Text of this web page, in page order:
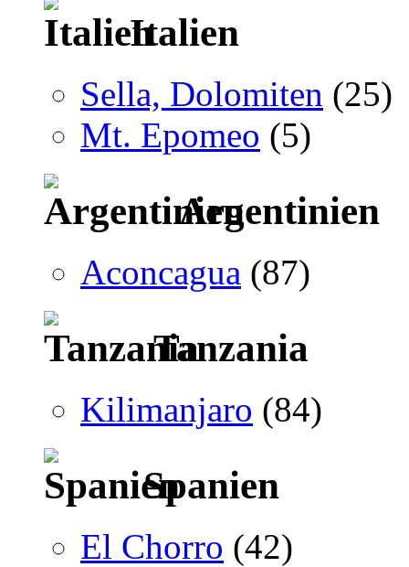
Italien
Sella, Dolomiten (25)
Mt. Epomeo (5)
Argentinien
Aconcagua (87)
Tanzania
Kilimanjaro (84)
Spanien
El Chorro (42)